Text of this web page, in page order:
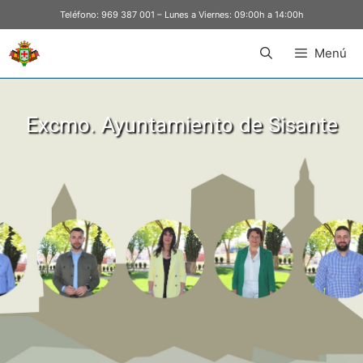
Teléfono: 969 387 001 – Lunes a Viernes: 09:00h a 14:00h
Menú
Excmo. Ayuntamiento de Sisante